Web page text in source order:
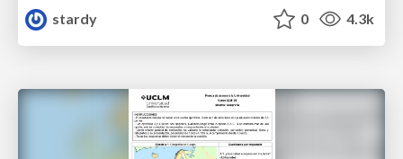
stardy
0 4.3k